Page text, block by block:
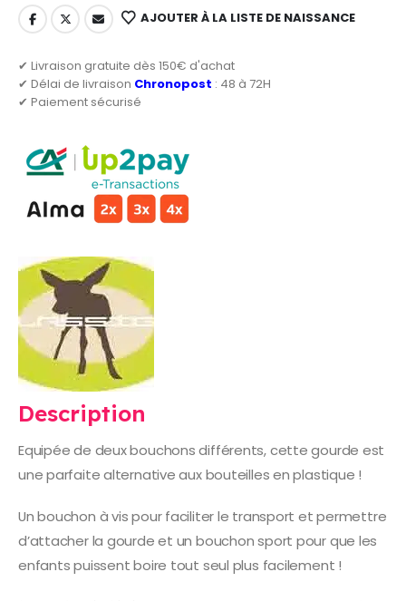
AJOUTER À LA LISTE DE NAISSANCE
✔ Livraison gratuite dès 150€ d'achat
✔ Délai de livraison Chronopost : 48 à 72H
✔ Paiement sécurisé
Description
Equipée de deux bouchons différents, cette gourde est
une parfaite alternative aux bouteilles en plastique !
Un bouchon à vis pour faciliter le transport et permettre
d’attacher la gourde et un bouchon sport pour que les
enfants puissent boire tout seul plus facilement !